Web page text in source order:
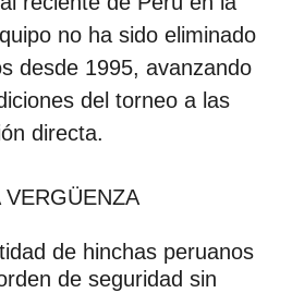
no ha sido eliminado
desde 1995, avanzando
del torneo a las
directa.
de hinchas peruanos
de seguridad sin